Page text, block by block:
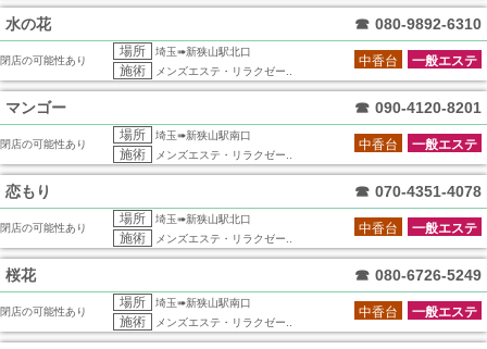
水の花 ☎ 080-9892-6310
閉店の可能性あり
場所 埼玉➠新狭山駅北口
施術 メンズエステ・リラクゼー..
一般エステ
中香台
マンゴー ☎ 090-4120-8201
閉店の可能性あり
場所 埼玉➠新狭山駅南口
施術 メンズエステ・リラクゼー..
一般エステ
中香台
恋もり ☎ 070-4351-4078
閉店の可能性あり
場所 埼玉➠新狭山駅北口
施術 メンズエステ・リラクゼー..
一般エステ
中香台
桜花 ☎ 080-6726-5249
閉店の可能性あり
場所 埼玉➠新狭山駅南口
施術 メンズエステ・リラクゼー..
一般エステ
中香台